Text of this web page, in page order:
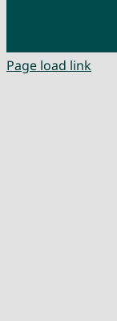
Page load link